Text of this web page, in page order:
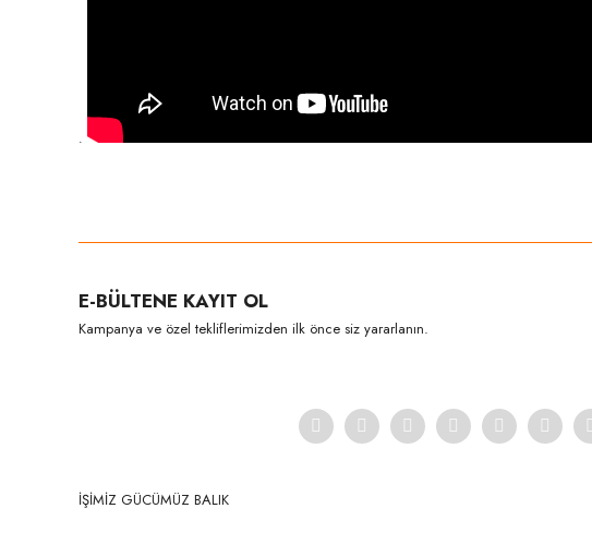
.
Ürün açıklamasında eksik bilgiler bulunuyor.
Ürün bilgilerinde hatalar bulunuyor.
E-BÜLTENE KAYIT OL
Kampanya ve özel tekliflerimizden ilk önce siz yararlanın.
İŞİMİZ GÜCÜMÜZ BALIK